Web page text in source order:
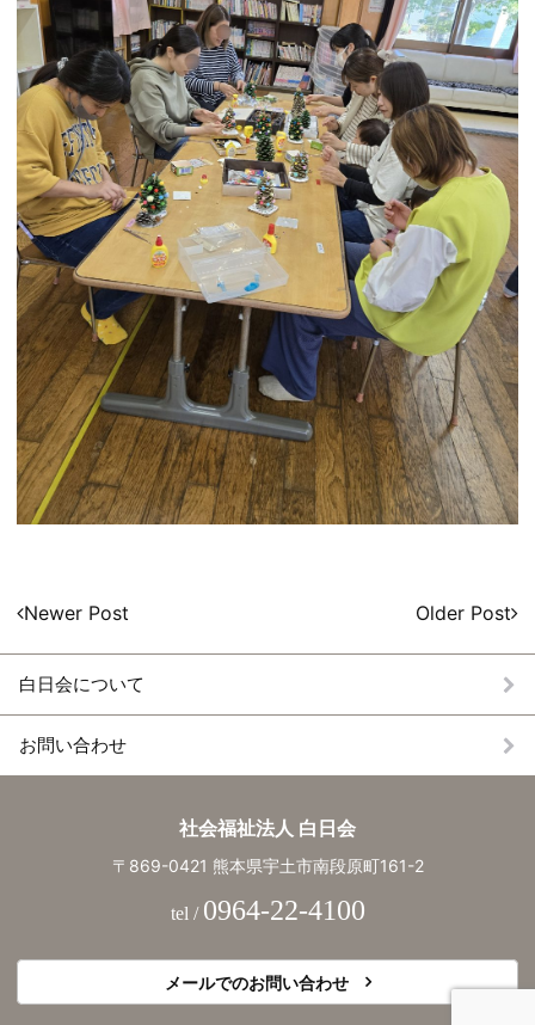
投
ナ
ビ
ゲー
ショ
Older Post
Newer Post
白日会について
お問い合わせ
や
サー
社会福祉法人 白日会
〒869-0421 熊本県宇土市南段原町161-2
tel / 0964-22-4100
メールでのお問い合わせ